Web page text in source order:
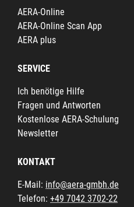
AERA-Online
AERA-Online Scan App
AERA plus
SERVICE
Ich benötige Hilfe
Fragen und Antworten
Kostenlose AERA-Schulung
Newsletter
KONTAKT
E-Mail: info@aera-gmbh.de
Telefon: +49 7042 3702-22